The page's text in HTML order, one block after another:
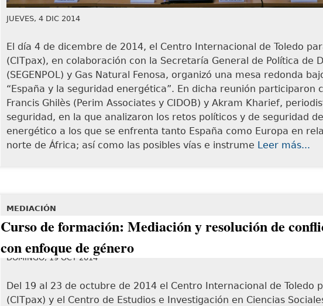
JUEVES, 4 DIC 2014
El día 4 de dicembre de 2014, el Centro Internacional de Toledo
(CITpax), en colaboración con la Secretaría General de Política de
(SEGENPOL) y Gas Natural Fenosa, organizó una mesa redonda
“España y la seguridad energética”. En dicha reunión participaron
Francis Ghilès (Perim Associates y CIDOB) y Akram Kharief,
seguridad, en la que analizaron los retos políticos y de seguridad
energético a los que se enfrenta tanto España como Europa en
norte de África; así como las posibles vías e instrume Leer más...
MEDIACIÓN
Curso de formación: Mediación y resolución de
con enfoque de género
DOMINGO, 19 OCT 2014
Del 19 al 23 de octubre de 2014 el Centro Internacional de Toledo
(CITpax) y el Centro de Estudios e Investigación en Ciencias